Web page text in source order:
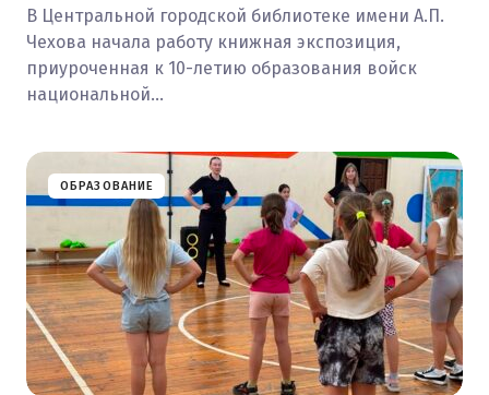
В Центральной городской библиотеке имени А.П.
Чехова начала работу книжная экспозиция,
приуроченная к 10-летию образования войск
национальной…
ОБРАЗОВАНИЕ